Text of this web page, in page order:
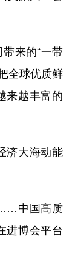
来的“一带
全球优质鲜
来越丰富的
大海动能
中国高质
进博会平台